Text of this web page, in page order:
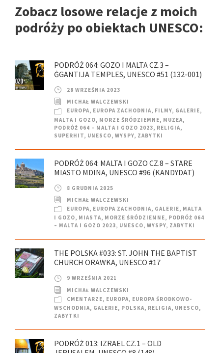
Zobacz losowe relacje z moich
podróży po obiektach UNESCO:
PODRÓŻ 064: GOZO I MALTA CZ.3 –
ĠGANTIJA TEMPLES, UNESCO #51 (132-001)
28 WRZEŚNIA 2023
MICHAŁ WALCZEWSKI
EUROPA, EUROPA ZACHODNIA, FILMY, GALERIE,
MALTA I GOZO, MORZE ŚRÓDZIEMNE, MUZEA,
PODRÓŻ 064 – MALTA I GOZO 2023, RELIGIA,
SUPERHIT, UNESCO, WYSPY, ZABYTKI
PODRÓŻ 064: MALTA I GOZO CZ.8 – STARE
MIASTO MDINA, UNESCO #96 (KANDYDAT)
8 GRUDNIA 2025
MICHAŁ WALCZEWSKI
EUROPA, EUROPA ZACHODNIA, GALERIE, MALTA
I GOZO, MIASTA, MORZE ŚRÓDZIEMNE, PODRÓŻ 064
– MALTA I GOZO 2023, UNESCO, WYSPY, ZABYTKI
THE POLSKA #033: ST. JOHN THE BAPTIST
CHURCH ORAWKA, UNESCO #17
9 WRZEŚNIA 2021
MICHAŁ WALCZEWSKI
CMENTARZE, EUROPA, EUROPA ŚRODKOWO-
WSCHODNIA, GALERIE, POLSKA, RELIGIA, UNESCO,
ZABYTKI
PODRÓŻ 013: IZRAEL CZ.1 – OLD